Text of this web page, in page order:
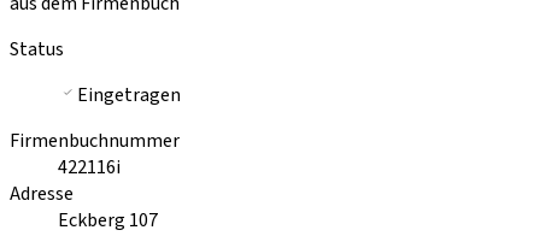
Status
Eingetragen
Firmenbuchnummer
422116i
Adresse
Eckberg 107